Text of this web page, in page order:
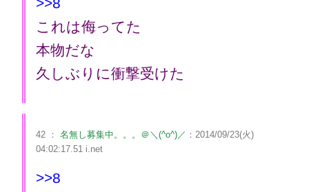
これは侮ってた
本物だな
久しぶりに衝撃受けた
42 ： 名無し募集中。。。＠＼(^o^)／ ：2014/09/23(火)
04:02:17.51 i.net
>>8